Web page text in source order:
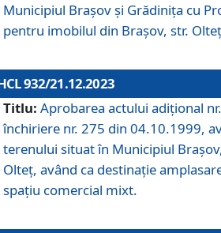
Municipiul Braşov şi Grădinița cu
pentru imobilul din Brașov, str.
932/21.12.2023
Titlu: Aprobarea actului adițional
închiriere nr. 275 din 04.10.1999,
terenului situat în Municipiul
Olteț, având ca destinație
spațiu comercial mixt.